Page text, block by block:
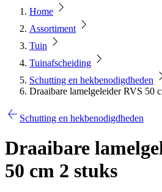
Home
Assortiment
Tuin
Tuinafscheiding
Schutting en hekbenodigdheden
Draaibare lamelgeleider RVS 50
Schutting en hekbenodigdheden
Draaibare
50 cm 2 stuks